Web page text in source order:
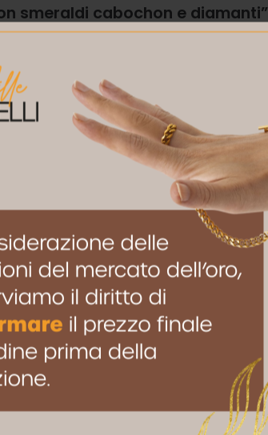
smeraldi cabochon e diamanti”
per la prossima volta che commento.